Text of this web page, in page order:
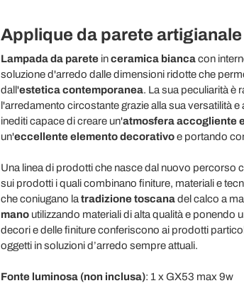
Applique da parete
Lampada da parete inceramica biancacon
soluzione d'arredo dalle dimensioni ridotte che
dall'estetica contemporanea. La sua peculiarità è
l'arredamento circostante grazie alla sua versatilità
inediti capace di creare un'atmosfera accogliente
un'eccellente elemento decorativoe portando
Una linea di prodotti che nasce dal nuovo percorso
sui prodotti i quali combinano finiture, materiali e
che coniugano la tradizione toscanadel calco a
manoutilizzando materiali di alta qualità e ponendo
decori e delle finiture conferiscono ai prodotti
oggetti in soluzioni d’arredo sempre attuali.
Fonte luminosa (non inclusa): 1 x GX53 max 9w